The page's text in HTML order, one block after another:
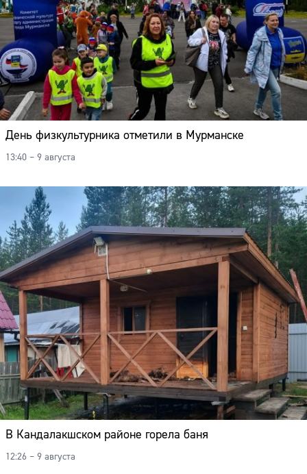
День физкультурника отметили в Мурманске
13:40 – 9 августа
В Кандалакшском районе горела баня
12:26 – 9 августа
Адрес:
Телефон: